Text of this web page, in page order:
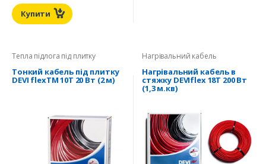
Купити
Тепла підлога під плитку
Тонкий кабель під плитку
DEVI flexTM 10T 20 Вт (2 м)
Нагрівальний кабель
Нагрівальний кабель в
стяжку DEVIflex 18T 200 Вт
(1,3 м.кв)